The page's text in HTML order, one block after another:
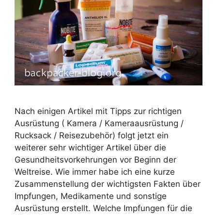
Nach einigen Artikel mit Tipps zur richtigen
Ausrüstung ( Kamera / Kameraausrüstung /
Rucksack / Reisezubehör) folgt jetzt ein
weiterer sehr wichtiger Artikel über die
Gesundheitsvorkehrungen vor Beginn der
Weltreise. Wie immer habe ich eine kurze
Zusammenstellung der wichtigsten Fakten über
Impfungen, Medikamente und sonstige
Ausrüstung erstellt. Welche Impfungen für die